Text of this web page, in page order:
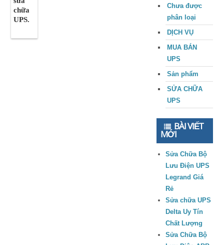
chữa
UPS.
Chưa được
phân loại
DỊCH VỤ
MUA BÁN
UPS
Sản phẩm
SỬA CHỮA
UPS
BÀI VIẾT
MỚI
Sửa Chữa Bộ
Lưu Điện UPS
Legrand Giá
Rẻ
Sửa chữa UPS
Delta Uy Tín
Chất Lượng
Sửa Chữa Bộ